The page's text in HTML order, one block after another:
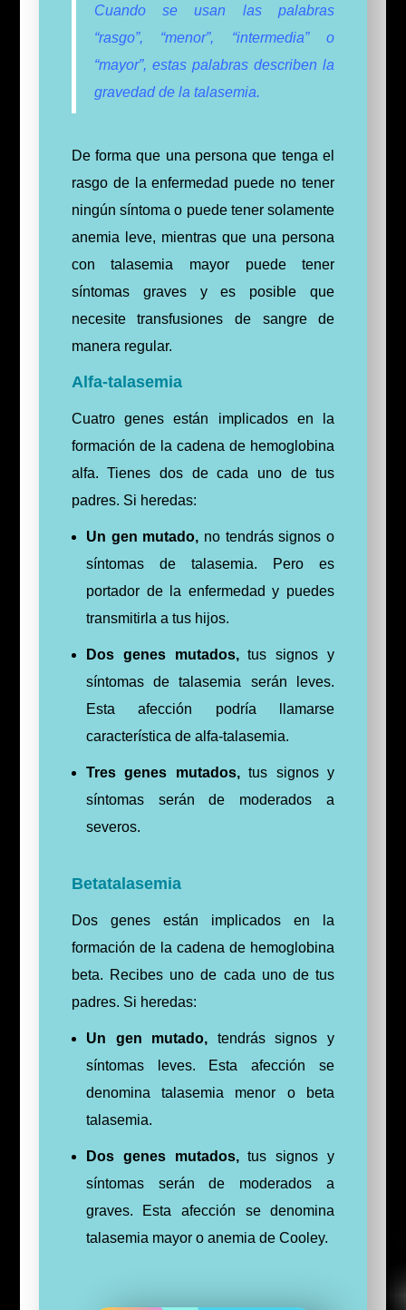
Cuando se usan las palabras
“rasgo”, “menor”, “intermedia” o
“mayor”, estas palabras describen la
gravedad de la talasemia.
De forma que una persona que tenga el
rasgo de la enfermedad puede no tener
ningún síntoma o puede tener solamente
anemia leve, mientras que una persona
con talasemia mayor puede tener
síntomas graves y es posible que
necesite transfusiones de sangre de
manera regular.
Alfa-talasemia
Cuatro genes están implicados en la
formación de la cadena de hemoglobina
alfa. Tienes dos de cada uno de tus
padres. Si heredas:
Un gen mutado, no tendrás signos o
síntomas de talasemia. Pero es
portador de la enfermedad y puedes
transmitirla a tus hijos.
Dos genes mutados,tus signos y
síntomas de talasemia serán leves.
Esta afección podría llamarse
característica de alfa-talasemia.
Tres genes mutados,tus signos y
síntomas serán de moderados a
severos.
Betatalasemia
Dos genes están implicados en la
formación de la cadena de hemoglobina
beta. Recibes uno de cada uno de tus
padres. Si heredas:
Un gen mutado, tendrás signos y
síntomas leves. Esta afección se
denomina talasemia menor o beta
talasemia.
Dos genes mutados,tus signos y
síntomas serán de moderados a
graves. Esta afección se denomina
talasemia mayor o anemia de Cooley.